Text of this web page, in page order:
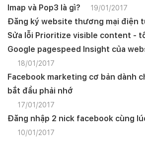
Imap và Pop3 là gì? 19/01/2017
Đăng ký website thương mại điện
Sửa lỗi Prioritize visible content -
Google pagespeed Insight của
18/01/2017
Facebook marketing cơ bản dành
bắt đầu phải nhớ
17/01/2017
Đăng nhập 2 nick facebook cùng
10/01/2017